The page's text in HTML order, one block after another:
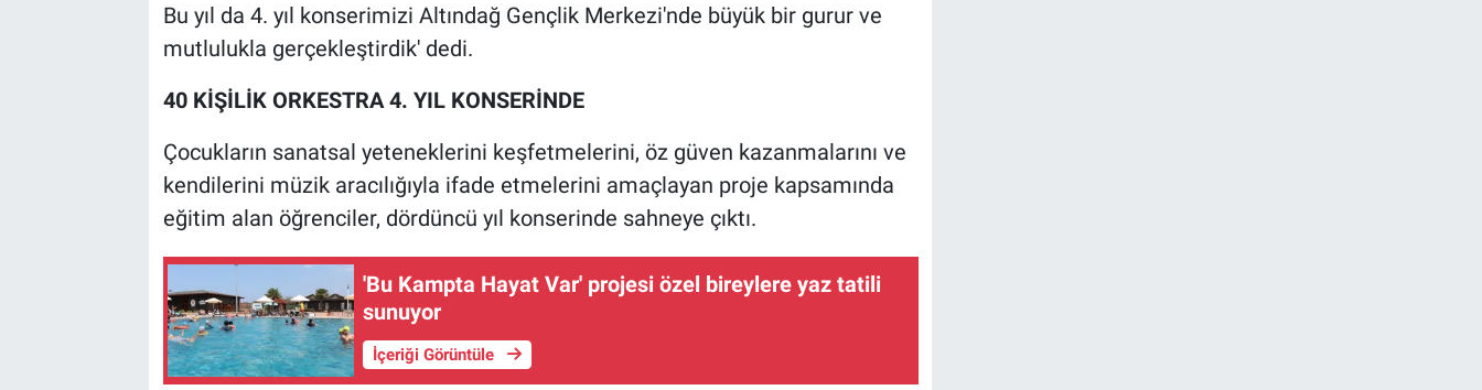
Bu yıl da 4. yıl konserimizi Altındağ Gençlik Merkezi'nde büyük bir gurur ve
mutlulukla gerçekleştirdik' dedi.
40 KİŞİLİK ORKESTRA 4. YIL KONSERİNDE
Çocukların sanatsal yeteneklerini keşfetmelerini, öz güven kazanmalarını ve
kendilerini müzik aracılığıyla ifade etmelerini amaçlayan proje kapsamında
eğitim alan öğrenciler, dördüncü yıl konserinde sahneye çıktı.
'Bu Kampta Hayat Var' projesi özel bireylere yaz tatili
sunuyor
İçeriği Görüntüle